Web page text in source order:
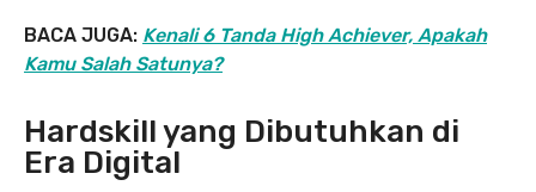
BACA JUGA: Kenali 6 Tanda High Achiever, Apakah
Kamu Salah Satunya?
Hardskill yang Dibutuhkan di
Era Digital